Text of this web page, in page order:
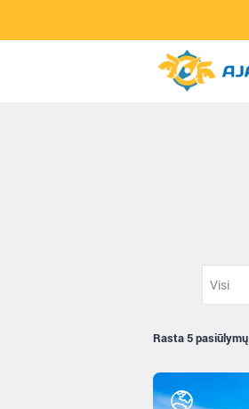
Visi
Rasta 5 pasiūlymų